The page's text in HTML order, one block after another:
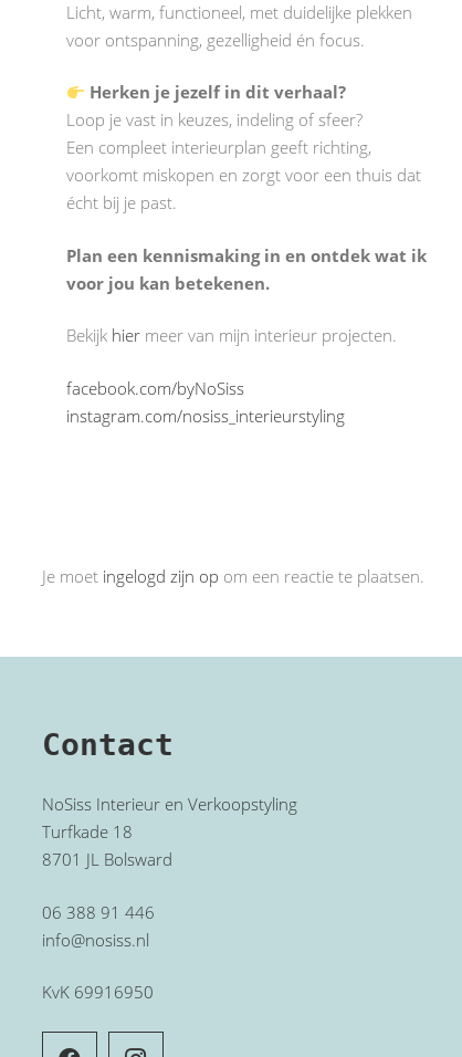
Licht, warm, functioneel, met duidelijke plekken
voor ontspanning, gezelligheid én focus.
Herken je jezelf in dit verhaal?
Loop je vast in keuzes, indeling of sfeer?
Een compleet interieurplan geeft richting,
voorkomt miskopen en zorgt voor een thuis dat
écht bij je past.
Plan een kennismaking in en ontdek wat ik
voor jou kan betekenen.
Bekijk hier meer van mijn interieur projecten.
facebook.com/byNoSiss
instagram.com/nosiss_interieurstyling
Je moet ingelogd zijn op om een reactie te plaatsen.
Contact
NoSiss Interieur en Verkoopstyling
Turfkade 18
8701 JL Bolsward
06 388 91 446
info@nosiss.nl
KvK 69916950